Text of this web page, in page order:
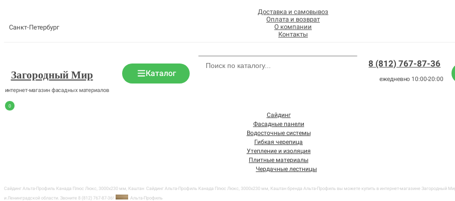
Санкт-Петербург
Доставка и самовывоз
Оплата и возврат
О компании
Контакты
Загородный Мир
интернет-магазин фасадных материалов
Каталог
8 (812) 767-87-36
ежедневно 10:00-20:00
0
Сайдинг
Фасадные панели
Водосточные системы
Гибкая черепица
Утепление и изоляция
Плитные материалы
Чердачные лестницы
Сайдинг Альта-Профиль Канада Плюс Люкс, 3000х230 мм, Каштан Сайдинг Альта-Профиль Канада Плюс Люкс, 3000х230 мм, Каштан бренда Альта-Профиль вы можете купить в интернет-магазине Загородный
и Ленинградской области. Звоните 8 (812) 767-87-36!
Альта-Профиль